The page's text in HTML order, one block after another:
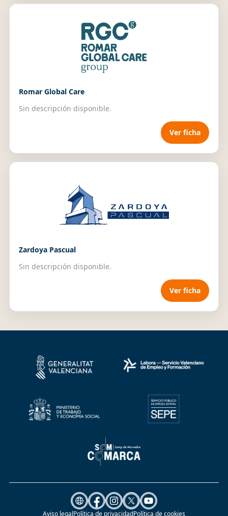
Romar Global Care
Sin descripción disponible.
Ver ficha
Zardoya Pascual
Sin descripción disponible.
Ver ficha
Aviso legalPolítica de privacidadPolítica de cookies